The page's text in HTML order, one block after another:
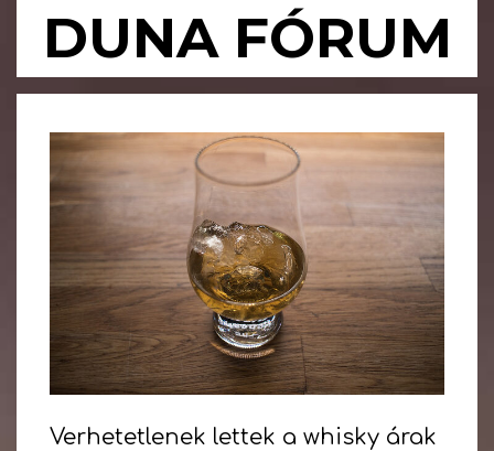
DUNA FÓRUM
Primary
Menu
Verhetetlenek lettek a whisky árak